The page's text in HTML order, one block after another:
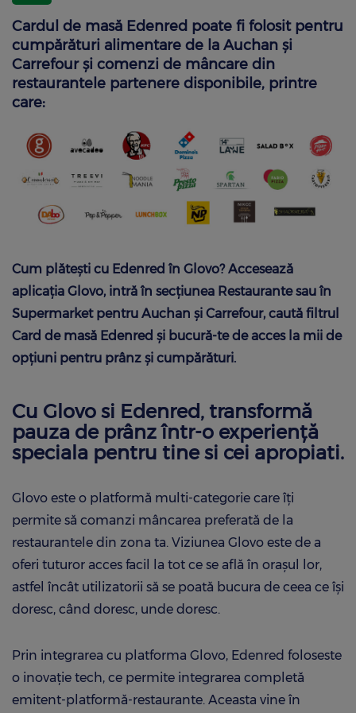
Cardul de masă Edenred poate fi folosit pentru
cumpărături alimentare de la Auchan și
Carrefour și comenzi de mâncare din
restaurantele partenere disponibile, printre
care:
Cum plătești cu Edenred în Glovo? Accesează
aplicația Glovo, intră în secțiunea Restaurante sau în
Supermarket pentru Auchan și Carrefour, caută filtrul
Card de masă Edenred și bucură-te de acces la mii de
opțiuni pentru prânz și cumpărături.
Cu Glovo si Edenred, transformă
pauza de prânz într-o experiență
speciala pentru tine si cei apropiati.
Glovo este o platformă multi-categorie care îți
permite să comanzi mâncarea preferată de la
restaurantele din zona ta. Viziunea Glovo este de a
oferi tuturor acces facil la tot ce se află în orașul lor,
astfel încât utilizatorii să se poată bucura de ceea ce își
doresc, când doresc, unde doresc.
Prin integrarea cu platforma Glovo, Edenred foloseste
o inovație tech, ce permite integrarea completă
emitent-platformă-restaurante. Aceasta vine în